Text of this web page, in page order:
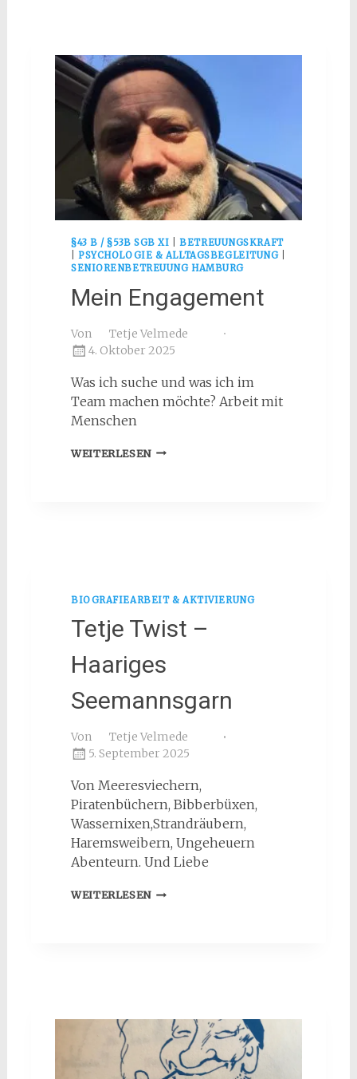
§43 B / §53B SGB XI |BETREUUNGSKRAFT
|PSYCHOLOGIE & ALLTAGSBEGLEITUNG|
SENIORENBETREUUNG HAMBURG
Mein Engagement
Von
Tetje Velmede
4. Oktober 2025
Was ich suche und was ich im
Team machen möchte? Arbeit mit
Menschen
WEITERLESENMEIN
BIOGRAFIEARBEIT & AKTIVIERUNG
Tetje Twist –
Haariges
Seemannsgarn
Von
Tetje Velmede
5. September 2025
Von Meeresviechern,
Piratenbüchern, Bibberbüxen,
Wassernixen,Strandräubern,
Haremsweibern, Ungeheuern
Abenteurn. Und Liebe
WEITERLESENTETJE